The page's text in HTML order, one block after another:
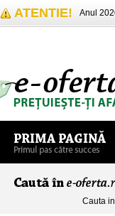
ATENTIE! Anul
Cauta